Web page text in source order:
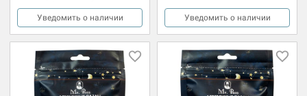
Уведомить о наличии Уведомить о наличии